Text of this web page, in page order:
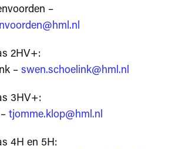
–
2HV+:
– swen.schoelink@hml.nl
3HV+:
tjomme.klop@hml.nl
4H en 5H: